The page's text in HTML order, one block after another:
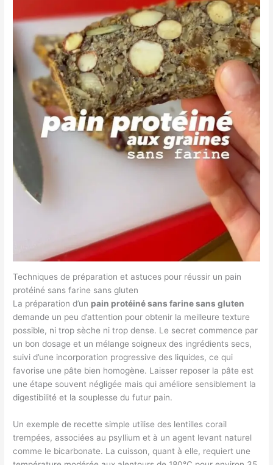
Techniques de préparation et astuces pour réussir un pain
protéiné sans farine sans gluten
La préparation d’un pain protéiné sans farine sans gluten
demande un peu d’attention pour obtenir la meilleure texture
possible, ni trop sèche ni trop dense. Le secret commence par
un bon dosage et un mélange soigneux des ingrédients secs,
suivi d’une incorporation progressive des liquides, ce qui
favorise une pâte bien homogène. Laisser reposer la pâte est
une étape souvent négligée mais qui améliore sensiblement la
digestibilité et la souplesse du futur pain.
Un exemple de recette simple utilise des lentilles corail
trempées, associées au psyllium et à un agent levant naturel
comme le bicarbonate. La cuisson, quant à elle, requiert une